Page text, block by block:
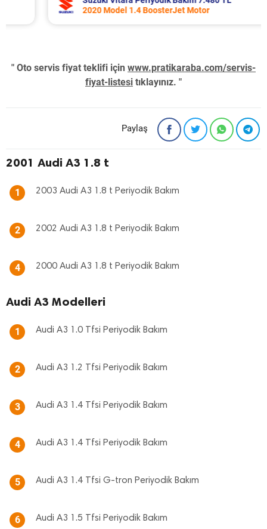
2020 Model 1.4 BoosterJet Motor
" Oto servis fiyat teklifi için www.pratikaraba.com/servis-
fiyat-listesi tıklayınız. "
Paylaş
2001 Audi A3 1.8 t
1 2003 Audi A3 1.8 t Periyodik Bakım
2 2002 Audi A3 1.8 t Periyodik Bakım
4 2000 Audi A3 1.8 t Periyodik Bakım
Audi A3 Modelleri
1 Audi A3 1.0 Tfsi Periyodik Bakım
2 Audi A3 1.2 Tfsi Periyodik Bakım
3 Audi A3 1.4 Tfsi Periyodik Bakım
4 Audi A3 1.4 Tfsi Periyodik Bakım
5 Audi A3 1.4 Tfsi G-tron Periyodik Bakım
6 Audi A3 1.5 Tfsi Periyodik Bakım